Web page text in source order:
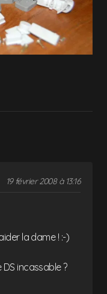
19 février 2008 à 13:16
la dame ! :-)
incassable ?